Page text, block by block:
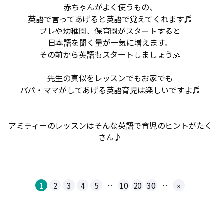
赤ちゃんがよく使うもの、
英語で言ってあげると英語で覚えてくれます♬
プレや幼稚園、保育園がスタートすると
日本語を聞く量が一気に増えます。
その前から英語もスタートしましょう👶
先生の真似をレッスンでもお家でも
パパ・ママがしてあげる英語育児は楽しいですよ♬
アミティーのレッスンはそんな英語で育児のヒントがたく
さん♪
1 2 3 4 5 ... 10 20 30 ... »